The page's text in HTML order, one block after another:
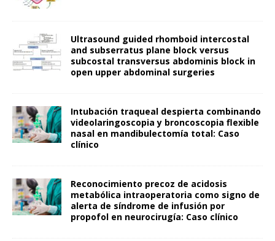
Ultrasound guided rhomboid intercostal
and subserratus plane block versus
subcostal transversus abdominis block in
open upper abdominal surgeries
Intubación traqueal despierta combinando
videolaringoscopia y broncoscopia flexible
nasal en mandibulectomía total: Caso
clínico
Reconocimiento precoz de acidosis
metabólica intraoperatoria como signo de
alerta de síndrome de infusión por
propofol en neurocirugía: Caso clínico